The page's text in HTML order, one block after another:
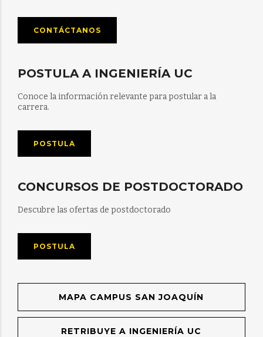
CONTÁCTANOS
POSTULA A INGENIERÍA UC
Conoce la información relevante para postular a la
carrera.
POSTULA
CONCURSOS DE POSTDOCTORADO
Descubre las ofertas de postdoctorado
POSTULA
MAPA CAMPUS SAN JOAQUÍN
RETRIBUYE A INGENIERÍA UC